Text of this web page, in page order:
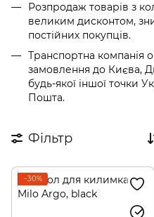
Розпродаж товарів з
великим дисконтом,
постійних покупців.
Транспортна компанія
замовлення до Києва,
будь-якої іншої точки
Пошта.
Фільтр
−30%